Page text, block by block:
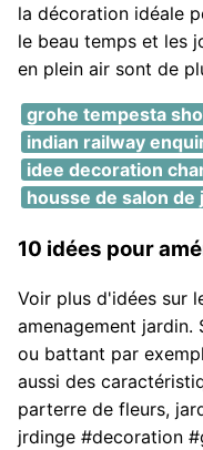
la décoration idéale
le beau temps et les
en plein air sont de
grohe tempesta
indian railway
idee decoration
housse de salon de
10 idées pour
Voir plus d'idées sur
amenagement jardin.
ou battant par
aussi des
parterre de fleurs,
jrdinge #decoration